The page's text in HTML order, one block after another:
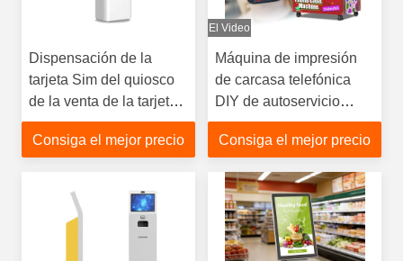
Dispensación de la
tarjeta Sim del quiosco
de la venta de la tarjeta
SIM de la pantalla táctil
de 32 pulgadas para el
Consiga el mejor precio
El Video
Máquina de impresión
de carcasa telefónica
DIY de autoservicio
inteligente para áreas
comerciales públicas de
centros comerciales
Consiga el mejor precio